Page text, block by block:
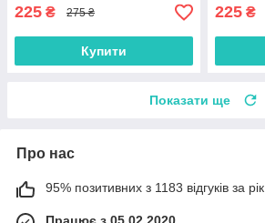
225 ₴ 275 ₴
Купити
225 ₴
Показати ще
Про нас
95% позитивних з 1183 відгуків за рік